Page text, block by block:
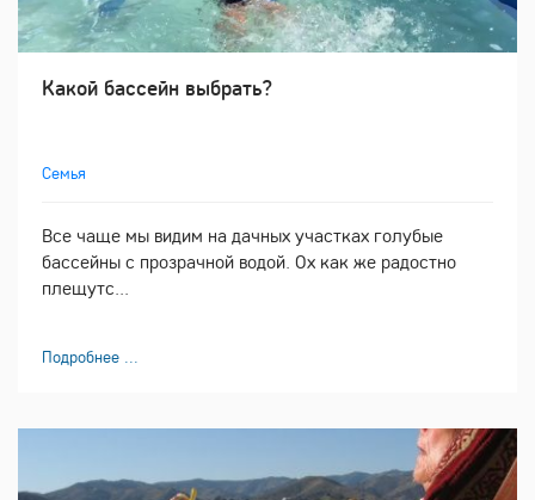
Какой бассейн выбрать?
Семья
Все чаще мы видим на дачных участках голубые
бассейны с прозрачной водой. Ох как же радостно
плещутс...
Подробнее ...